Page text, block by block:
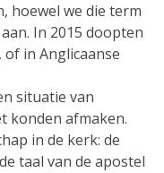
hoewel we die term
In 2015 doopten
in Anglicaanse
situatie van
konden afmaken.
in de kerk: de
taal van de apostel